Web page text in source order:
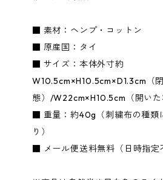
■ 素材：ヘンプ・コットン
■ 原産国：タイ
■ サイズ：本体外寸約
W10.5cm×H10.5cm×D1.3cm（
態）/W22cm×H10.5cm（開いた
■ 重量：約40g（刺繍布の種類
り）
■ メール便送料無料（日時指定